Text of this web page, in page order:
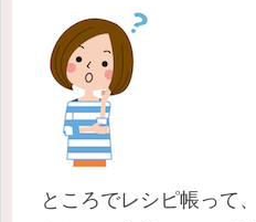
ところでレシピ帳って